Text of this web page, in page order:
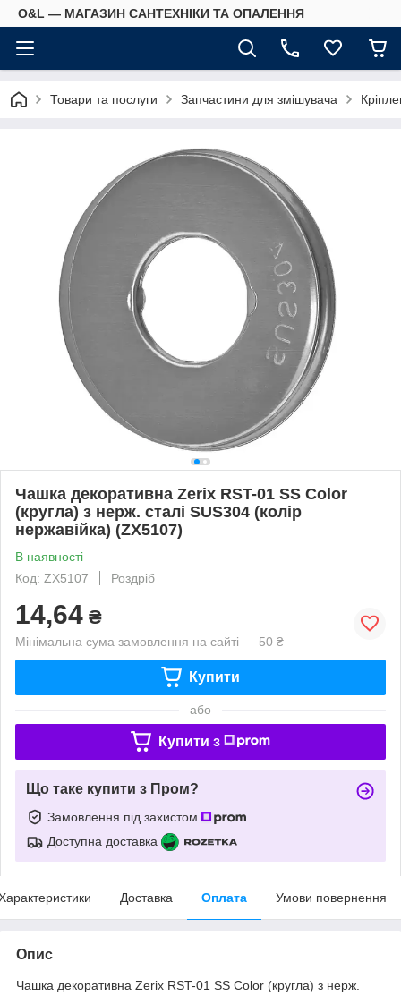
O&L — МАГАЗИН САНТЕХНІКИ ТА ОПАЛЕННЯ
Товари та послуги Запчастини для змішувача
Чашка декоративна Zerix RST-01 SS Color
(кругла) з нерж. сталі SUS304 (колір
нержавійка) (ZX5107)
В наявності
Код: ZX5107
Роздріб
14,64 ₴
Мінімальна сума замовлення на сайті — 50 ₴
Купити
або
Купити з
Що таке купити з Пром?
Замовлення під захистом
Доступна доставка
Доставка Оплата Умови повернення
Опис
Чашка декоративна Zerix RST-01 SS Color (кругла) з нерж.